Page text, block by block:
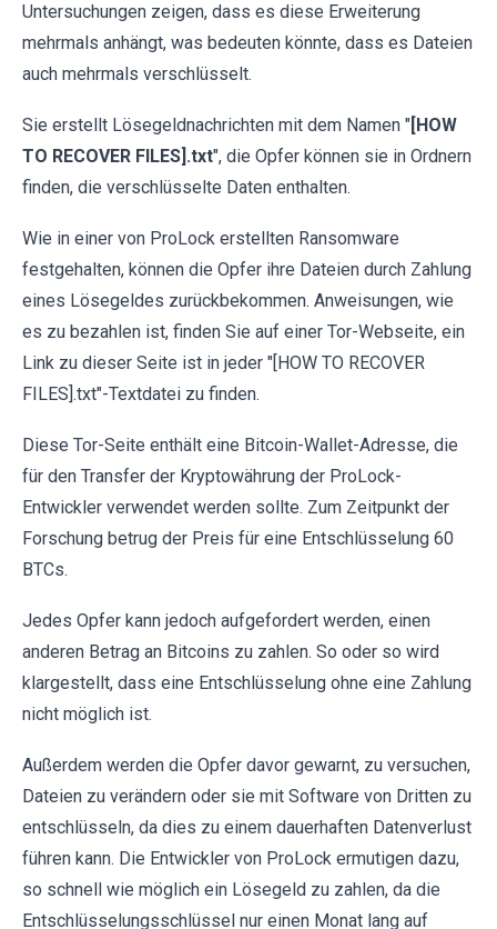
Untersuchungen zeigen, dass es diese Erweiterung
mehrmals anhängt, was bedeuten könnte, dass es Dateien
auch mehrmals verschlüsselt.
Sie erstellt Lösegeldnachrichten mit dem Namen "[HOW
TO RECOVER FILES].txt", die Opfer können sie in Ordnern
finden, die verschlüsselte Daten enthalten.
Wie in einer von ProLock erstellten Ransomware
festgehalten, können die Opfer ihre Dateien durch Zahlung
eines Lösegeldes zurückbekommen. Anweisungen, wie
es zu bezahlen ist, finden Sie auf einer Tor-Webseite, ein
Link zu dieser Seite ist in jeder "[HOW TO RECOVER
FILES].txt"-Textdatei zu finden.
Diese Tor-Seite enthält eine Bitcoin-Wallet-Adresse, die
für den Transfer der Kryptowährung der ProLock-
Entwickler verwendet werden sollte. Zum Zeitpunkt der
Forschung betrug der Preis für eine Entschlüsselung 60
BTCs.
Jedes Opfer kann jedoch aufgefordert werden, einen
anderen Betrag an Bitcoins zu zahlen. So oder so wird
klargestellt, dass eine Entschlüsselung ohne eine Zahlung
nicht möglich ist.
Außerdem werden die Opfer davor gewarnt, zu versuchen,
Dateien zu verändern oder sie mit Software von Dritten zu
entschlüsseln, da dies zu einem dauerhaften Datenverlust
führen kann. Die Entwickler von ProLock ermutigen dazu,
so schnell wie möglich ein Lösegeld zu zahlen, da die
Entschlüsselungsschlüssel nur einen Monat lang auf